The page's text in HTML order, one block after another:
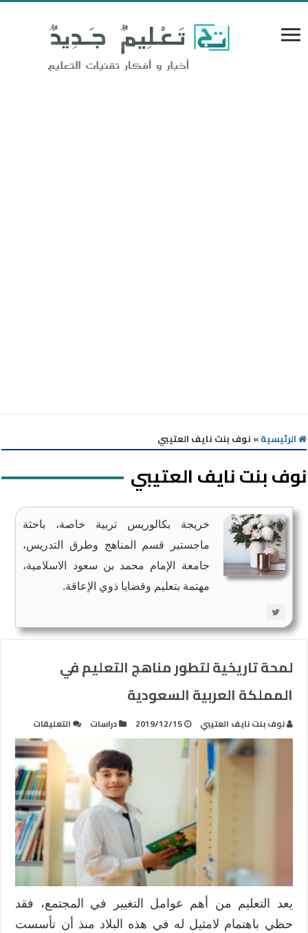
الرئيسية» نوف بنت نايف العتيبي
نوف بنت نايف العتيبي
خريجة بكالوريس تربية خاصة، باحثة
ماجستير قسم المناهج وطرق التدريس،
جامعة الإمام محمد بن سعود الاسلامية،
مهتمة بتعليم وقضايا ذوي الإعاقة.
لمحة تاريخية لتطور مناهج التعليم في
المملكة العربية السعودية
نوف بنت نايف العتيبي 2019/12/15 دراسات التعليقات
لمحة
تاريخية
لتطور
مناهج
التعليم
في
المملكة
العربية
يعد التعليم من أهم عوامل التغيير في المجتمع، فقد
حظي باهتمام لامثيل له في هذه البلاد منذ أن تأسست